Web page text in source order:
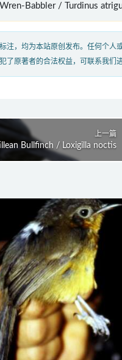
Babbler / Turdinus
注，均为本站原创发布。任何个
了原著者的合法权益，可联系我们
上一篇
Bullfinch / Loxigilla noctis